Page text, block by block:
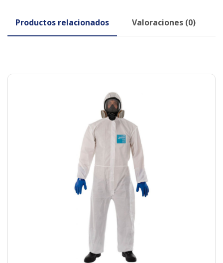
Productos relacionados Valoraciones (0)